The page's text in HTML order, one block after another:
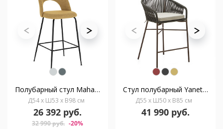
Полубарный стул Mahalia горчично-желтый
Д54 x Ш53 x В98 см
26 392 руб.
32 990 руб. -20%
Стул полубарный Yanet из зеленой веревки, высота 65 см
Д55 x Ш50 x В85 см
41 990 руб.